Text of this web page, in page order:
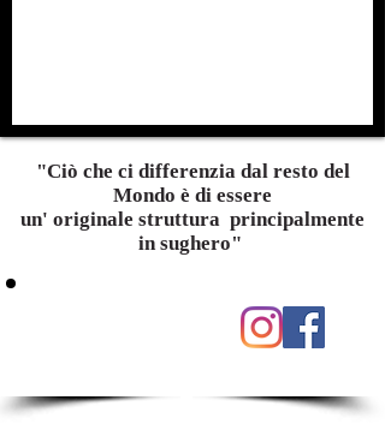
"Ciò che ci differenzia dal resto del
Mondo è di essere
un' originale struttura principalmente
in sughero"